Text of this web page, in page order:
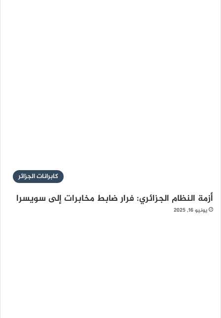
كابرانات الجزائر
أزمة النظام الجزائري: فرار ضابط مخابرات إلى سويسرا
يونيو 16, 2025